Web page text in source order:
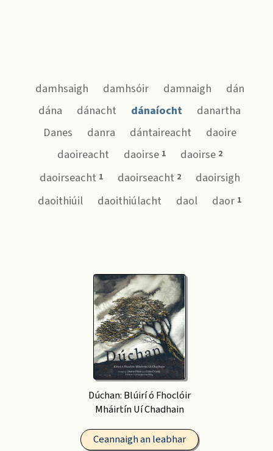
damhsaigh damhsóir damnaigh
dán
dána
dánacht dánaíocht
danartha
Danes
danra dántaireacht
daoire
daoireacht
daoirse 1 daoirse 2
daoirseacht 1 daoirseacht 2
daoirsigh
daoithiúil
daoithiúlacht daol daor 1
Dúchan: Blúirí ó Fhoclóir
Mháirtín Uí Chadhain
Ceannaigh an leabhar